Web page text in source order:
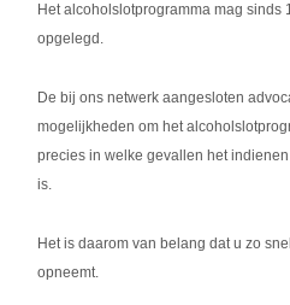
Het alcoholslotprogramma mag sinds
opgelegd.
De bij ons netwerk aangesloten
mogelijkheden om het
precies in welke gevallen het
is.
Het is daarom van belang dat u zo
opneemt.